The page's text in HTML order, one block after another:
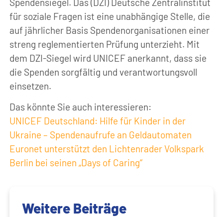
für soziale Fragen ist eine unabhängige Stelle, die
auf jährlicher Basis Spendenorganisationen einer
streng reglementierten Prüfung unterzieht. Mit
dem DZI-Siegel wird UNICEF anerkannt, dass sie
die Spenden sorgfältig und verantwortungsvoll
einsetzen.
Das könnte Sie auch interessieren:
UNICEF Deutschland: Hilfe für Kinder in der
Ukraine – Spendenaufrufe an Geldautomaten
Euronet unterstützt den Lichtenrader Volkspark
Berlin bei seinen „Days of Caring“
Weitere Beiträge